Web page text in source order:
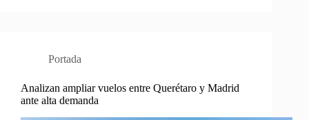
Portada
Analizan ampliar vuelos entre Querétaro y Madrid
ante alta demanda